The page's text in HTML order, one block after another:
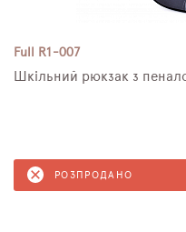
Full R1-007
РОЗПРОДАНО